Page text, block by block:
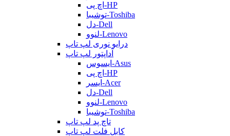
اچ پی-HP
توشیبا-Toshiba
دل-Dell
لنوو-Lenovo
درایو نوری لپ تاپ
آداپتور لپ تاپ
ایسوس-Asus
اچ پی-HP
ایسر-Acer
دل-Dell
لنوو-Lenovo
توشیبا-Toshiba
تاچ پد لپ تاپ
کابل فلت لپ تاپ